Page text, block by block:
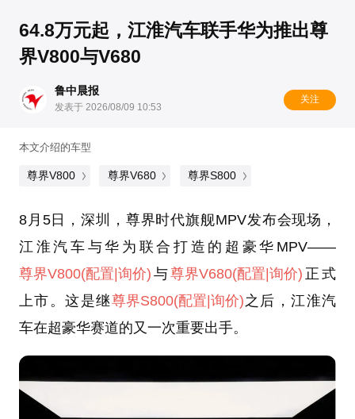
64.8万元起，江淮汽车联手华为推出尊
界V800与V680
鲁中晨报
发表于 2026/08/09 10:53
关注
本文介绍的车型
尊界V800 尊界V680 尊界S800
8月5日，深圳，尊界时代旗舰MPV发布会现场，
江淮汽车与华为联合打造的超豪华MPV——
尊界V800(配置|询价) 与尊界V680(配置|询价) 正式
上市。这是继尊界S800(配置|询价) 之后，江淮汽
车在超豪华赛道的又一次重要出手。